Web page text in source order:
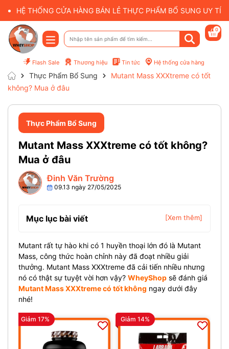
HỆ THỐNG CỬA HÀNG BÁN LẺ THỰC PHẨM BỔ SUNG UY
Flash Sale Thương hiệu Tin tức Hệ thống cửa hàng
0
Thực Phẩm Bổ Sung
Mutant Mass XXXtreme có tốt
không? Mua ở đâu
Thực Phẩm Bổ Sung
Mutant Mass XXXtreme có tốt không?
Mua ở đâu
Đinh Văn Trường
09.13 ngày 27/05/2025
Mục lục bài viết [Xem thêm]
Mutant rất tự hào khi có 1 huyền thoại lớn đó là Mutant
Mass, công thức hoàn chỉnh này đã đoạt nhiều giải
thưởng. Mutant Mass XXXtreme đã cải tiến nhiều nhưng
nó có thật sự tuyệt vời hơn vậy? WheyShop sẽ đánh giá
Mutant Mass XXXtreme có tốt không ngay dưới đây
nhé!
Giảm 17% Giảm 14%